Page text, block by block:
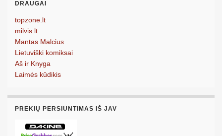
DRAUGAI
topzone.lt
milvis.lt
Mantas Malcius
Lietuviški komiksai
Aš ir Knyga
Laimės kūdikis
PREKIŲ PERSIUNTIMAS IŠ JAV